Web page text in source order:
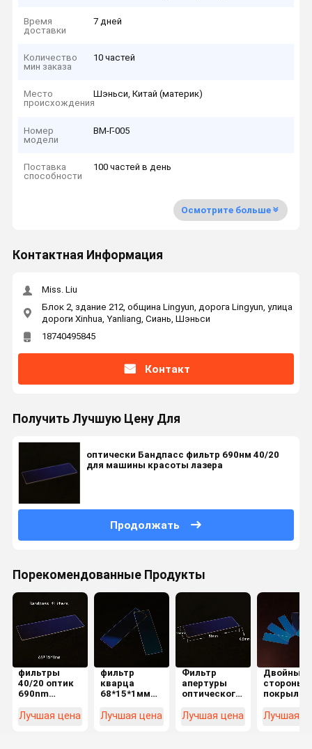
Время
доставки
7 дней
Количество
мин заказа
10 частей
Место
происхождения
Шэньси, Китай (материк)
Номер
модели
ВМ-Г-005
Поставка
способности
100 частей в день
Осмотрите больше
Контактная Информация
Miss. Liu
Блок 2, здание 212, община Lingyun, дорога Lingyun, улица
дороги Xinhua, Yanliang, Сиань, Шэньси
18740495845
Контакт
Получить Лучшую Цену Для
оптически Бандпасс фильтр 690нм 40/20
для машины красоты лазера
Продолжать
Порекомендованные Продукты
фильтры
40/20 оптик
690nm
JGS1
Лучшая цена
фильтр
кварца
68*15*1мм
ДЖГС1
Лучшая цена
Фильтр
апертуры
оптического
90% лазера
Лучшая цена
Двойные
стороны
покрыли
530нм
Лучшая